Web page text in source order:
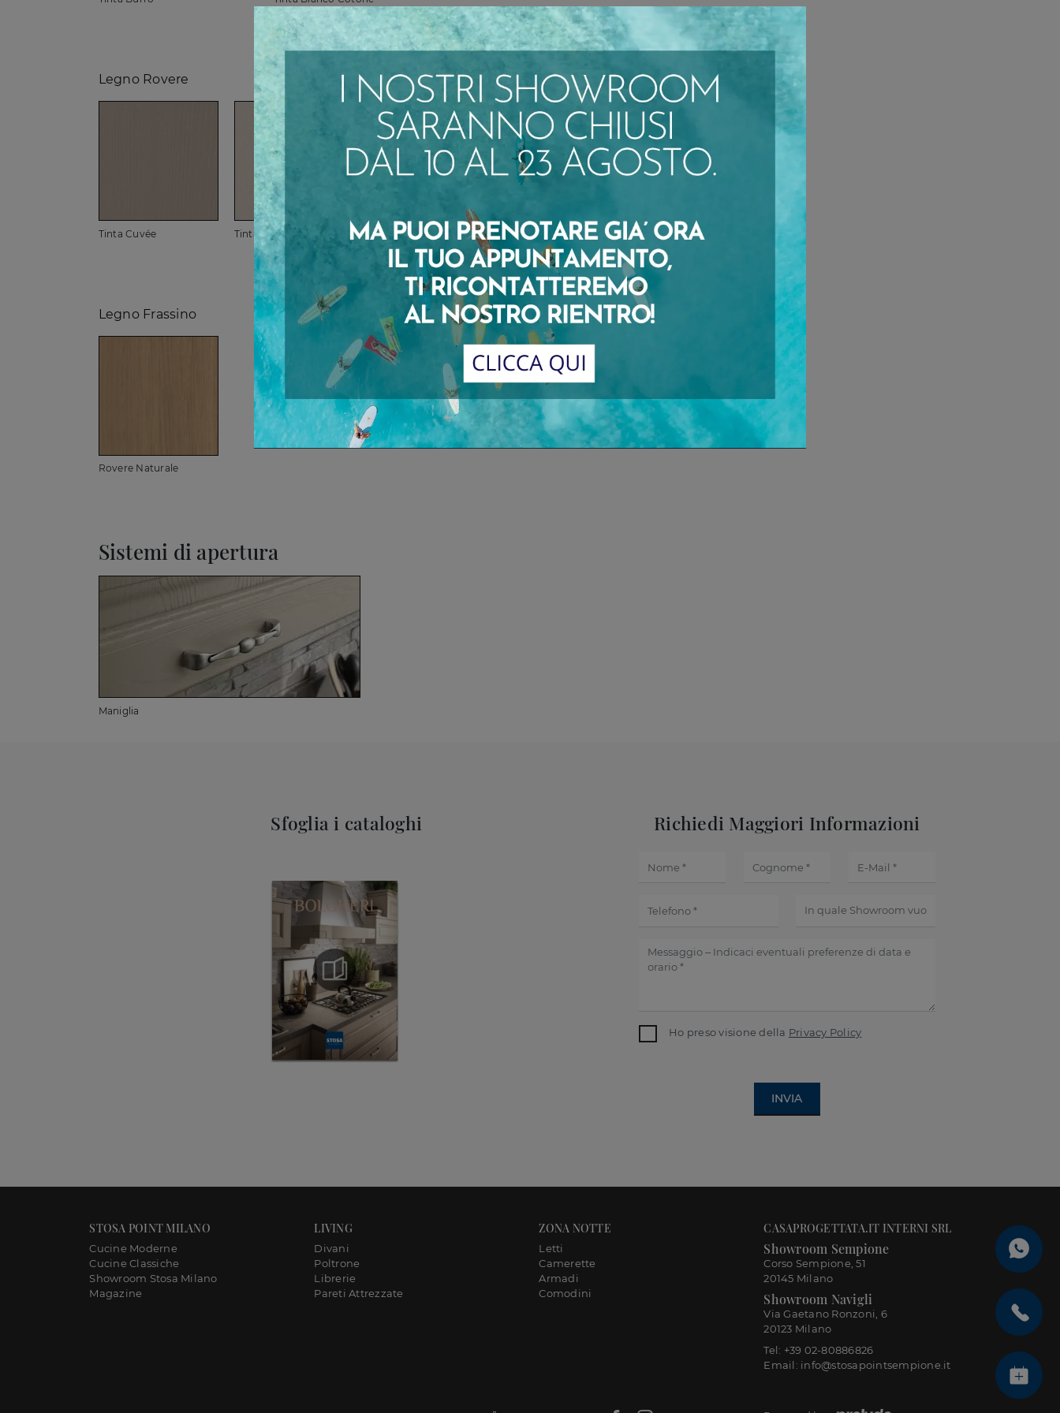
Legno Rovere
Tinta Cuvée Tinta Soya Cotone
Legno Frassino
Rovere Naturale
Sistemi di apertura
Maniglia
Sfoglia i cataloghi Richiedi Maggiori Informazioni
Ho preso visione della Privacy Policy
INVIA
STOSA POINT MILANO
Cucine Moderne
Cucine Classiche
Showroom Stosa Milano
Magazine
LIVING
Divani
Poltrone
Librerie
Pareti Attrezzate
ZONA NOTTE
Letti
Camerette
Armadi
Comodini
CASAPROGETTATA.IT INTERNI SRL
Showroom Sempione
Corso Sempione, 51
20145 Milano
Showroom Navigli
Via Gaetano Ronzoni, 6
20123 Milano
Tel: +39 02-80886826
Email: info@stosapointsempione.it